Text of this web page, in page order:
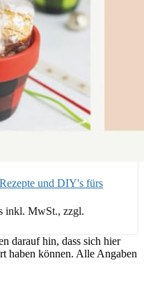
und DIY's fürs
inkl. MwSt., zzgl.
darauf hin, dass sich hier
haben können. Alle Angaben